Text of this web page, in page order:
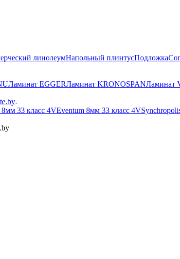
линолеумНапольный плинтусПодложка
Ламинат EGGERЛаминат KRONOSPANЛаминат
8мм 33 класс 4VEventum 8мм 33 класс 4V